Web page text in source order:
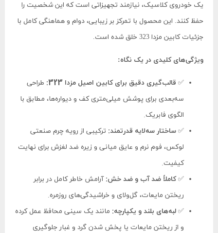
یک خودروی کلاسیک، نیازمند تجهیزاتی است که این شخصیت را
حفظ کنند. این محصول با تمرکز بر زیبایی، دوام و هماهنگی کامل با
جزئیات کابین مزدا 323 خلق شده است.
ویژگی‌های کلیدی در یک نگاه:
✅ قالب‌گیری دقیق برای کابین اصیل مزدا 323:
طراحی
سه‌بعدی برای پوشش میلی‌متری کف و دیواره‌ها، مطابق با
الگوی فابریک.
✅ ساختار سه‌لایه قدرتمند: ترکیبی از رویه چرم صنعتی
لوکس، فوم نرم و عایق میانی و زیره ضد لغزش برای نهایت
کیفیت.
✅کاملاً ضد آب و ضد خش: آرامش خاطر کامل در برابر
ریختن مایعات، گل‌ولای و خراشیدگی‌های روزمره.
✅ لبه‌های بلند و یکپارچه: مانند یک سینی محافظ عمل کرده
و از ریختن مایعات یا پخش شدن گرد و غبار جلوگیری